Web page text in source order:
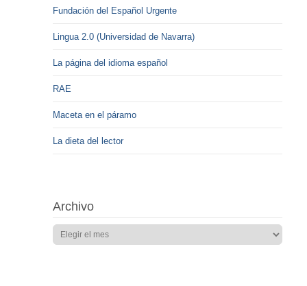
Fundación del Español Urgente
Lingua 2.0 (Universidad de Navarra)
La página del idioma español
RAE
Maceta en el páramo
La dieta del lector
Archivo